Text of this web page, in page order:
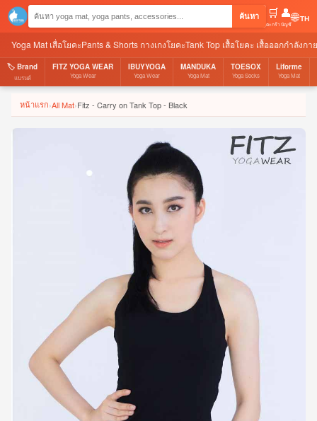
ค้นหา 🛒
ตะกร้า
👤
บัญชี🌐
Yoga Mat เสื่อโยคะPants & Shorts กางเกงโยคะTank Top เสื้อโยคะ เสื้อออกกำลังก
🏷️ Brand
แบรนด์
FITZ YOGA WEAR
Yoga Wear
IBUYYOGA
Yoga Wear
MANDUKA
Yoga Mat
TOESOX
Yoga Socks
Liforme
Yoga Mat
หน้าแรก›All Mat›Fitz - Carry on Tank Top - Black